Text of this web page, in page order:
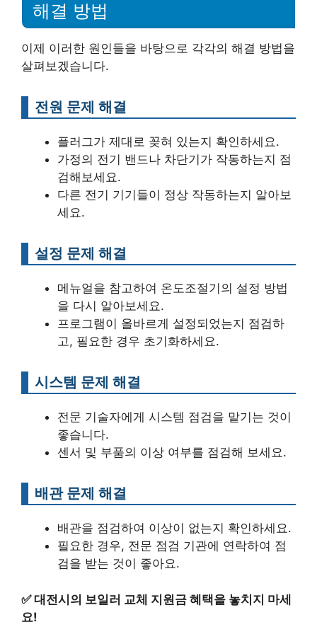
해결 방법
이제 이러한 원인들을 바탕으로 각각의 해결 방법을
살펴보겠습니다.
전원 문제 해결
플러그가 제대로 꽂혀 있는지 확인하세요.
가정의 전기 밴드나 차단기가 작동하는지 점
검해보세요.
다른 전기 기기들이 정상 작동하는지 알아보
세요.
설정 문제 해결
메뉴얼을 참고하여 온도조절기의 설정 방법
을 다시 알아보세요.
프로그램이 올바르게 설정되었는지 점검하
고, 필요한 경우 초기화하세요.
시스템 문제 해결
전문 기술자에게 시스템 점검을 맡기는 것이
좋습니다.
센서 및 부품의 이상 여부를 점검해 보세요.
배관 문제 해결
배관을 점검하여 이상이 없는지 확인하세요.
필요한 경우, 전문 점검 기관에 연락하여 점
검을 받는 것이 좋아요.
✅대전시의 보일러 교체 지원금 혜택을 놓치지 마세
요!